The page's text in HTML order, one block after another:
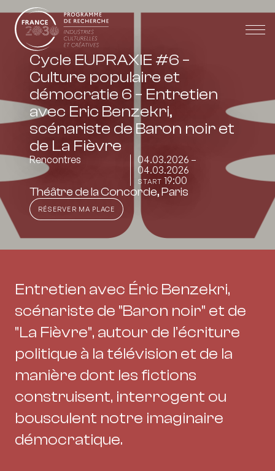
Cycle EUPRAXIE #6 –
Culture populaire et
démocratie 6 – Entretien
avec Eric Benzekri,
scénariste de Baron noir et
de La Fièvre
Rencontres
04.03.2026 –
04.03.2026
START 19:00
Théâtre de la Concorde, Paris
RÉSERVER MA PLACE
Entretien avec Éric Benzekri,
scénariste de "Baron noir" et de
"La Fièvre", autour de l’écriture
politique à la télévision et de la
manière dont les fictions
construisent, interrogent ou
bousculent notre imaginaire
démocratique.